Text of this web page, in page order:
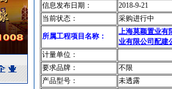
中]
信息发布日期：
2018-9-21
当前状态：
采购进行中
所属工程项目名称：
上海莫颖置业有
业有限公司配建
计量单位：
要求品牌：
不限
产品型号：
未透露